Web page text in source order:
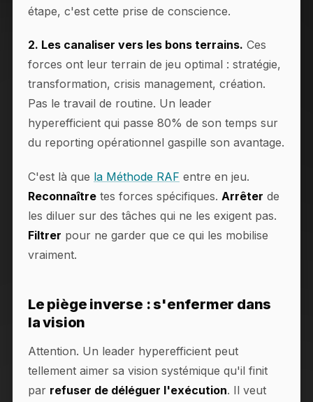
étape, c'est cette prise de conscience.
2. Les canaliser vers les bons terrains. Ces
forces ont leur terrain de jeu optimal : stratégie,
transformation, crisis management, création.
Pas le travail de routine. Un leader
hyperefficient qui passe 80% de son temps sur
du reporting opérationnel gaspille son avantage.
C'est là que la Méthode RAF entre en jeu.
Reconnaîtretes forces spécifiques. Arrêter de
les diluer sur des tâches qui ne les exigent pas.
Filtrer pour ne garder que ce qui les mobilise
vraiment.
Le piège inverse : s'enfermer dans
la vision
Attention. Un leader hyperefficient peut
tellement aimer sa vision systémique qu'il finit
par refuser de déléguer l'exécution. Il veut